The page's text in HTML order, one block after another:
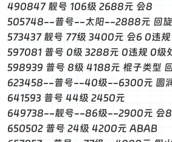
490847 靓号 106级 2688元 会8
505748--普号--太阳--2888元 回
573437 靓号 77级 3400元 会6 0违
597081 普号 0级 3288元 0违规 0级
598939 普号 8级 4188元 棍子类型
623458--普号--40级--6300元 圆
641593 普号 44级 2450元
649738--靓号--86级--2900元 会8
650502 普号 24级 4200元 ABAB